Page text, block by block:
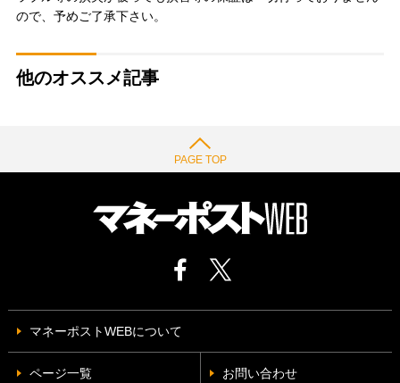
ので、予めご了承下さい。
他のオススメ記事
PAGE TOP
マネーポストWEBについて
ページ一覧 お問い合わせ